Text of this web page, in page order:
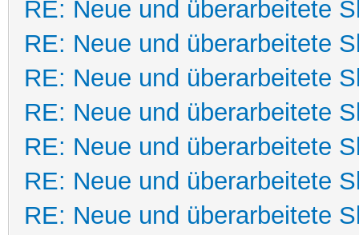
RE: Neue und überarbeitete
RE: Neue und überarbeitete
RE: Neue und überarbeitete
RE: Neue und überarbeitete
RE: Neue und überarbeitete
RE: Neue und überarbeitete
RE: Neue und überarbeitete